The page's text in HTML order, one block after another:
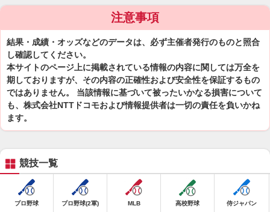
注意事項
結果・成績・オッズなどのデータは、必ず主催者発行のものと照合
し確認してください。
本サイトのページ上に掲載されている情報の内容に関しては万全を
期しておりますが、その内容の正確性および安全性を保証するもの
ではありません。 当該情報に基づいて被ったいかなる損害について
も、株式会社NTTドコモおよび情報提供者は一切の責任を負いかね
ます。
競技一覧
プロ野球 プロ野球(2軍) MLB 高校野球 侍ジャパン